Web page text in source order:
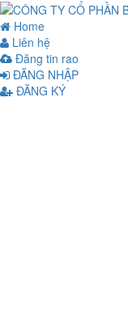
Home
Liên hệ
Đăng tin rao
ĐĂNG NHẬP
ĐĂNG KÝ